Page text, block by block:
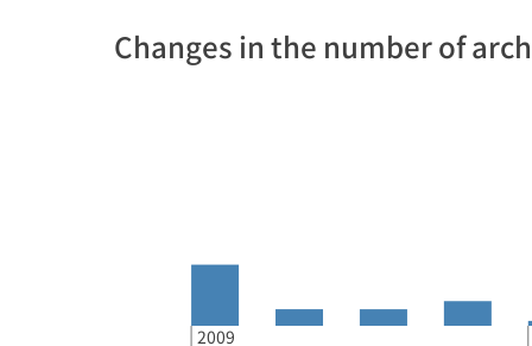
Changes in the number of
2009